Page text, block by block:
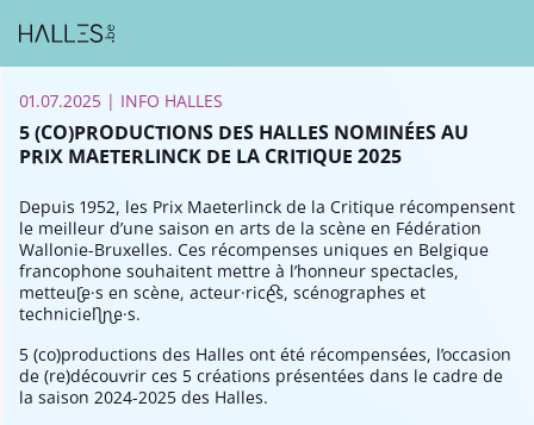
01.07.2025 | INFO HALLES
5 (CO)PRODUCTIONS DES HALLES NOMINÉES AU
PRIX MAETERLINCK DE LA CRITIQUE 2025
Depuis 1952, les Prix Maeterlinck de la Critique récompensent
le meilleur d’une saison en arts de la scène en Fédération
Wallonie-Bruxelles. Ces récompenses uniques en Belgique
francophone souhaitent mettre à l’honneur spectacles,
metteur·e·s en scène, acteur·rice·s, scénographes et
technicien·ne·s.
5 (co)productions des Halles ont été récompensées, l’occasion
de (re)découvrir ces 5 créations présentées dans le cadre de
la saison 2024-2025 des Halles.